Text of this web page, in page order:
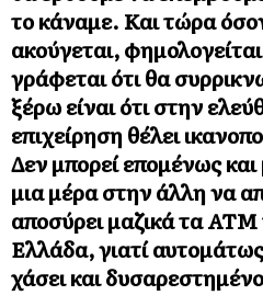
το κάναμε. Και τώρα
ακούγεται,
γράφεται ότι θα
ξέρω είναι ότι στην
επιχείρηση θέλει
Δεν μπορεί επομένως
μια μέρα στην άλλη να
αποσύρει μαζικά τα ΑΤΜ
Ελλάδα, γιατί
χάσει και